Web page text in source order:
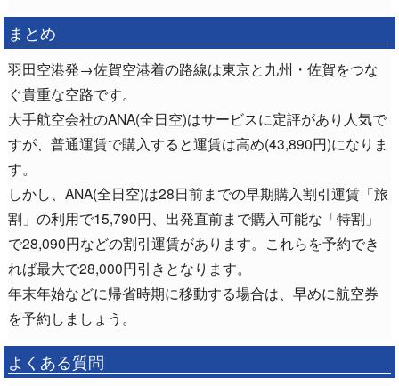
まとめ
羽田空港発→佐賀空港着の路線は東京と九州・佐賀をつな
ぐ貴重な空路です。
大手航空会社のANA(全日空)はサービスに定評があり人気で
すが、普通運賃で購入すると運賃は高め(43,890円)になりま
す。
しかし、ANA(全日空)は28日前までの早期購入割引運賃「旅
割」の利用で15,790円、出発直前まで購入可能な「特割」
で28,090円などの割引運賃があります。これらを予約でき
れば最大で28,000円引きとなります。
年末年始などに帰省時期に移動する場合は、早めに航空券
を予約しましょう。
よくある質問